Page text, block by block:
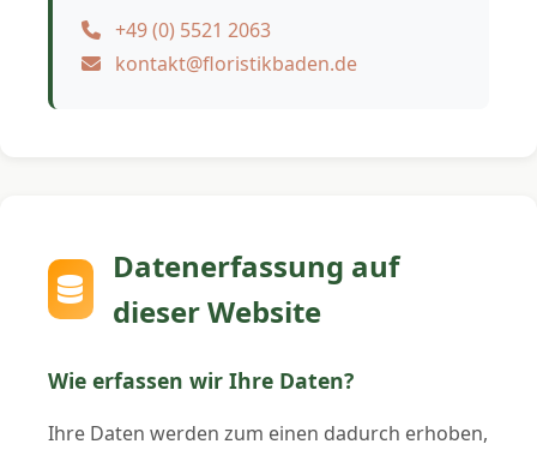
+49 (0) 5521 2063
kontakt@floristikbaden.de
Datenerfassung auf
dieser Website
Wie erfassen wir Ihre Daten?
Ihre Daten werden zum einen dadurch erhoben,